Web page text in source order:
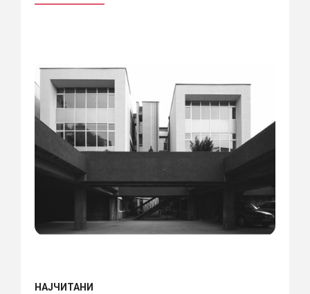
НАЈЧИТАНИ